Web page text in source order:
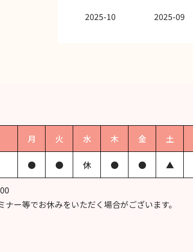
2025-10
2025-09
月 火 水 木 金 土
● ● 休 ● ● ▲
ー等でお休みをいただく場合がございます。